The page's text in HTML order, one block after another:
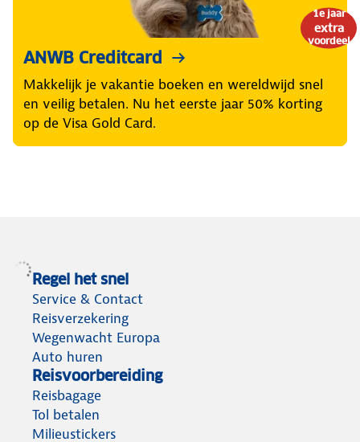
1e jaar
extra
voordeel
ANWB Creditcard
Makkelijk je vakantie boeken en wereldwijd snel
en veilig betalen. Nu het eerste jaar 50% korting
op de Visa Gold Card.
Regel het snel
Service & Contact
Reisverzekering
Wegenwacht Europa
Auto huren
Reisvoorbereiding
Reisbagage
Tol betalen
Milieustickers